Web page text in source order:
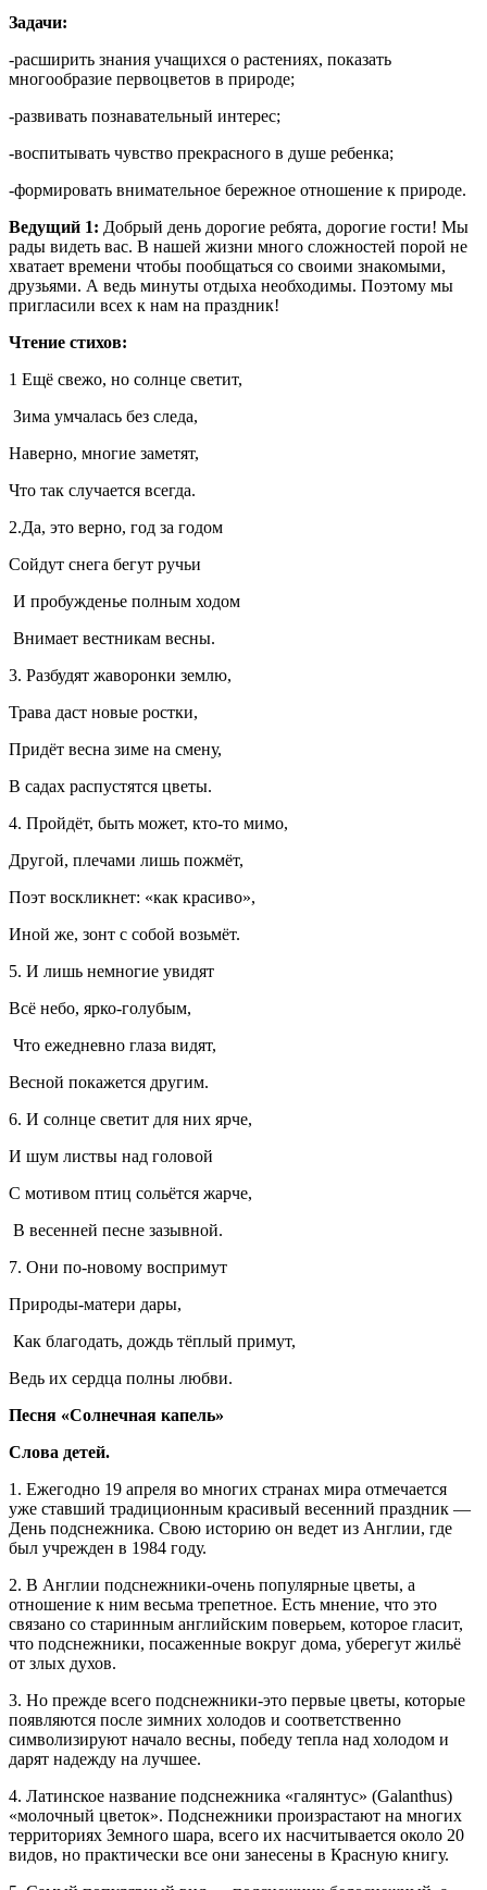
Задачи:
-расширить знания учащихся о растениях, показать
многообразие первоцветов в природе;
-развивать познавательный интерес;
-воспитывать чувство прекрасного в душе ребенка;
-формировать внимательное бережное отношение к природе.
Ведущий 1: Добрый день дорогие ребята, дорогие гости! Мы
рады видеть вас. В нашей жизни много сложностей порой не
хватает времени чтобы пообщаться со своими знакомыми,
друзьями. А ведь минуты отдыха необходимы. Поэтому мы
пригласили всех к нам на праздник!
Чтение стихов:
1 Ещё свежо, но солнце светит,
Зима умчалась без следа,
Наверно, многие заметят,
Что так случается всегда.
2.Да, это верно, год за годом
Сойдут снега бегут ручьи
И пробужденье полным ходом
Внимает вестникам весны.
3. Разбудят жаворонки землю,
Трава даст новые ростки,
Придёт весна зиме на смену,
В садах распустятся цветы.
4. Пройдёт, быть может, кто-то мимо,
Другой, плечами лишь пожмёт,
Поэт воскликнет: «как красиво»,
Иной же, зонт с собой возьмёт.
5. И лишь немногие увидят
Всё небо, ярко-голубым,
Что ежедневно глаза видят,
Весной покажется другим.
6. И солнце светит для них ярче,
И шум листвы над головой
С мотивом птиц сольётся жарче,
В весенней песне зазывной.
7. Они по-новому воспримут
Природы-матери дары,
Как благодать, дождь тёплый примут,
Ведь их сердца полны любви.
Песня «Солнечная капель»
Слова детей.
1. Ежегодно 19 апреля во многих странах мира отмечается
уже ставший традиционным красивый весенний праздник —
День подснежника. Свою историю он ведет из Англии, где
был учрежден в 1984 году.
2. В Англии подснежники-очень популярные цветы, а
отношение к ним весьма трепетное. Есть мнение, что это
связано со старинным английским поверьем, которое гласит,
что подснежники, посаженные вокруг дома, уберегут жильё
от злых духов.
3. Но прежде всего подснежники-это первые цветы, которые
появляются после зимних холодов и соответственно
символизируют начало весны, победу тепла над холодом и
дарят надежду на лучшее.
4. Латинское название подснежника «галянтус» (Galаnthus)
«молочный цветок». Подснежники произрастают на многих
территориях Земного шара, всего их насчитывается около 20
видов, но практически все они занесены в Красную книгу.